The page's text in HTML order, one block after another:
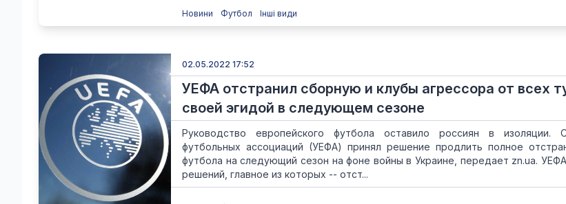
Новини Футбол Інші види
02.05.2022 17:52
УЕФА отстранил сборную и клубы агрессора от всех
своей эгидой в следующем сезоне
Руководство европейского футбола оставило россиян в изоляции.
футбольных ассоциаций (УЕФА) принял решение продлить полное
футбола на следующий сезон на фоне войны в Украине, передает zn.ua.
решений, главное из которых -- отст...